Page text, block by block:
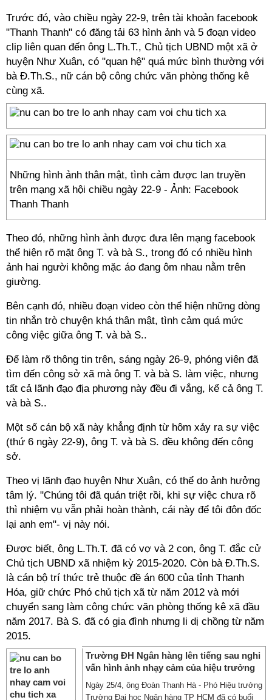
Trước đó, vào chiều ngày 22-9, trên tài khoản facebook
"Thanh Thanh" có đăng tải 63 hình ảnh và 5 đoạn video
clip liên quan đến ông L.Th.T., Chủ tịch UBND một xã ở
huyện Như Xuân, có "quan hệ" quá mức bình thường với
bà Đ.Th.S., nữ cán bộ công chức văn phòng thống kê
cùng xã.
Những hình ảnh thân mật, tình cảm được lan truyền
trên mạng xã hội chiều ngày 22-9 - Ảnh: Facebook
Thanh Thanh
Theo đó, những hình ảnh được đưa lên mạng facebook
thể hiện rõ mặt ông T. và bà S., trong đó có nhiều hình
ảnh hai người không mặc áo đang ôm nhau nằm trên
giường.
Bên cạnh đó, nhiều đoạn video còn thể hiện những dòng
tin nhắn trò chuyện khá thân mật, tình cảm quá mức
công việc giữa ông T. và bà S..
Để làm rõ thông tin trên, sáng ngày 26-9, phóng viên đã
tìm đến công sở xã mà ông T. và bà S. làm việc, nhưng
tất cả lãnh đạo địa phương này đều đi vắng, kể cả ông T.
và bà S..
Một số cán bộ xã này khẳng định từ hôm xảy ra sự việc
(thứ 6 ngày 22-9), ông T. và bà S. đều không đến công
sở.
Theo vị lãnh đạo huyện Như Xuân, có thể do ảnh hưởng
tâm lý. "Chúng tôi đã quán triệt rồi, khi sự việc chưa rõ
thì nhiệm vụ vẫn phải hoàn thành, cái này để tôi đôn đốc
lại anh em"- vị này nói.
Được biết, ông L.Th.T. đã có vợ và 2 con, ông T. đắc cử
Chủ tịch UBND xã nhiệm kỳ 2015-2020. Còn bà Đ.Th.S.
là cán bộ trí thức trẻ thuộc đề án 600 của tỉnh Thanh
Hóa, giữ chức Phó chủ tịch xã từ năm 2012 và mới
chuyển sang làm công chức văn phòng thống kê xã đầu
năm 2017. Bà S. đã có gia đình nhưng li dị chồng từ năm
2015.
Trường ĐH Ngân hàng lên tiếng sau nghi
vấn hình ảnh nhạy cảm của hiệu trưởng
Ngày 25/4, ông Đoàn Thanh Hà - Phó Hiệu trưởng
Trường Đại học Ngân hàng TP HCM đã có buổi